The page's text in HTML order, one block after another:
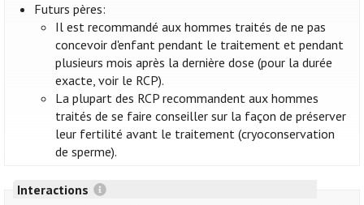
Futurs pères:
Il est recommandé aux hommes traités de ne pas
concevoir d'enfant pendant le traitement et pendant
plusieurs mois après la dernière dose (pour la durée
exacte, voir le RCP).
La plupart des RCP recommandent aux hommes
traités de se faire conseiller sur la façon de préserver
leur fertilité avant le traitement (cryoconservation
de sperme).
Interactions